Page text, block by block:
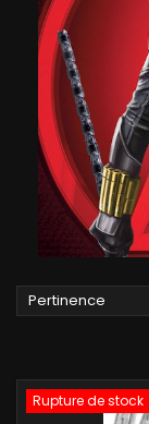
Pertinence
Rupture de stock